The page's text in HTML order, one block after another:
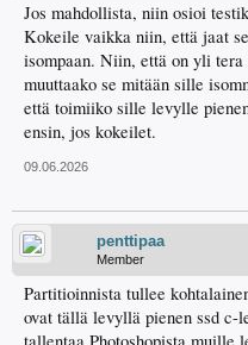
Jos mahdollista, niin osioi
Kokeile vaikka niin, että jaat
isompaan. Niin, että on yli
muuttaako se mitään sille
että toimiiko sille levylle
ensin, jos kokeilet.
09.06.2026
penttipaa
Member
Partitioinnista tullee
ovat tällä levyllä pienen ssd c-